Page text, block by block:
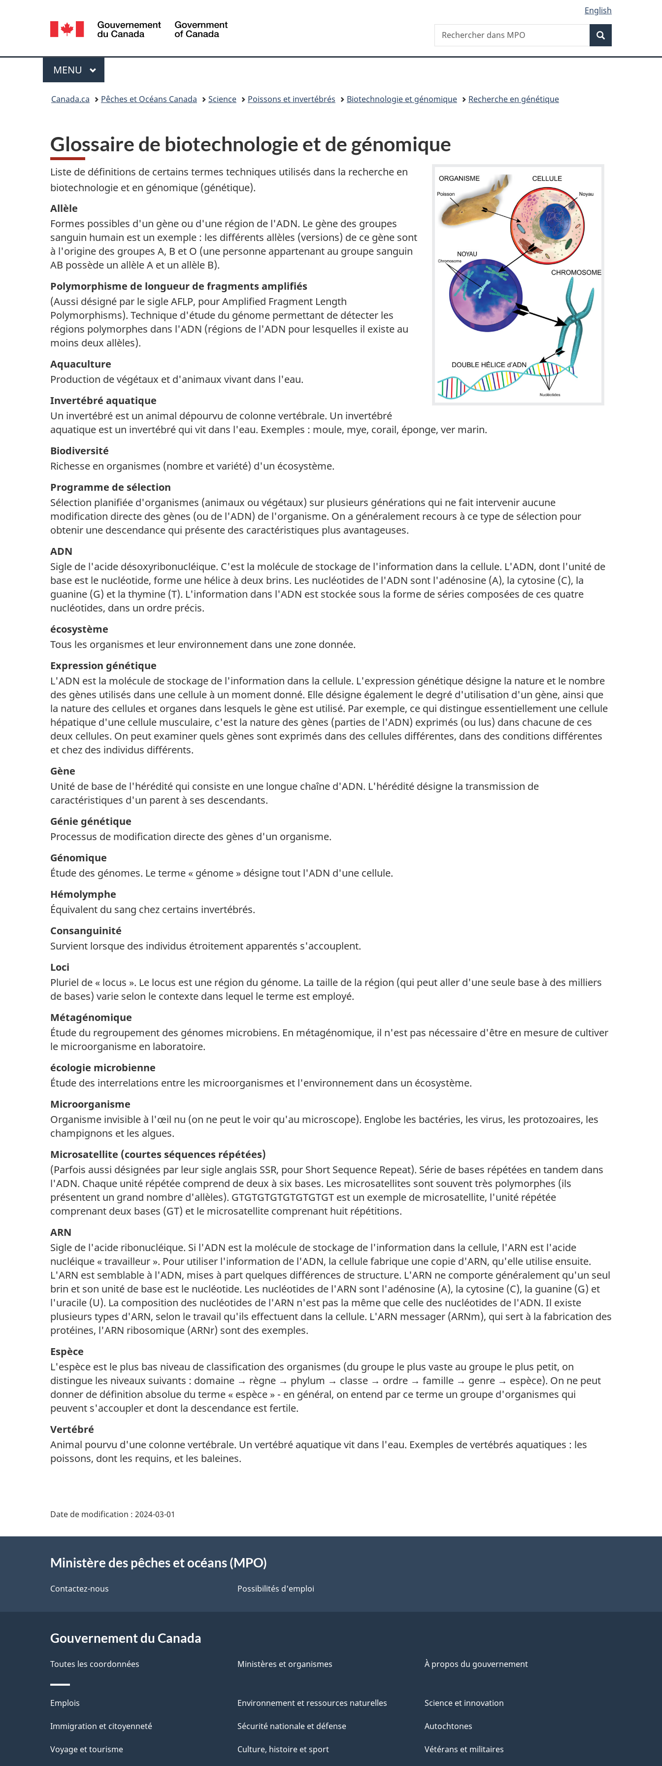
du
HTML
Sélection
de
la
langue
English
Canada
Recherche
Rechercher
dans
Menu
MENU PRINCIPAL
Canada.ca Pêches et Océans Canada Science Poissons et invertébrés Biotechnologie et génomique Recherche en génétique
Glossaire de biotechnologie et de génomique
Liste de définitions de certains termes techniques utilisés dans la recherche en
biotechnologie et en génomique (génétique).
Allèle
Formes possibles d'un gène ou d'une région de l'ADN. Le gène des groupes
sanguin humain est un exemple : les différents allèles (versions) de ce gène sont
à l'origine des groupes A, B et O (une personne appartenant au groupe sanguin
AB possède un allèle A et un allèle B).
Polymorphisme de longueur de fragments amplifiés
(Aussi désigné par le sigle AFLP, pour Amplified Fragment Length
Polymorphisms). Technique d'étude du génome permettant de détecter les
régions polymorphes dans l'ADN (régions de l'ADN pour lesquelles il existe au
moins deux allèles).
Aquaculture
Production de végétaux et d'animaux vivant dans l'eau.
Invertébré aquatique
Un invertébré est un animal dépourvu de colonne vertébrale. Un invertébré
aquatique est un invertébré qui vit dans l'eau. Exemples : moule, mye, corail, éponge, ver marin.
Biodiversité
Richesse en organismes (nombre et variété) d'un écosystème.
Programme de sélection
Sélection planifiée d'organismes (animaux ou végétaux) sur plusieurs générations qui ne fait intervenir aucune
modification directe des gènes (ou de l'ADN) de l'organisme. On a généralement recours à ce type de sélection pour
obtenir une descendance qui présente des caractéristiques plus avantageuses.
ADN
Sigle de l'acide désoxyribonucléique. C'est la molécule de stockage de l'information dans la cellule. L'ADN, dont l'unité de
base est le nucléotide, forme une hélice à deux brins. Les nucléotides de l'ADN sont l'adénosine (A), la cytosine (C), la
guanine (G) et la thymine (T). L'information dans l'ADN est stockée sous la forme de séries composées de ces quatre
nucléotides, dans un ordre précis.
écosystème
Tous les organismes et leur environnement dans une zone donnée.
Expression génétique
L'ADN est la molécule de stockage de l'information dans la cellule. L'expression génétique désigne la nature et le nombre
des gènes utilisés dans une cellule à un moment donné. Elle désigne également le degré d'utilisation d'un gène, ainsi que
la nature des cellules et organes dans lesquels le gène est utilisé. Par exemple, ce qui distingue essentiellement une cellule
hépatique d'une cellule musculaire, c'est la nature des gènes (parties de l'ADN) exprimés (ou lus) dans chacune de ces
deux cellules. On peut examiner quels gènes sont exprimés dans des cellules différentes, dans des conditions différentes
et chez des individus différents.
Gène
Unité de base de l'hérédité qui consiste en une longue chaîne d'ADN. L'hérédité désigne la transmission de
caractéristiques d'un parent à ses descendants.
Génie génétique
Processus de modification directe des gènes d'un organisme.
Génomique
Étude des génomes. Le terme « génome » désigne tout l'ADN d'une cellule.
Hémolymphe
Équivalent du sang chez certains invertébrés.
Consanguinité
Survient lorsque des individus étroitement apparentés s'accouplent.
Loci
Pluriel de « locus ». Le locus est une région du génome. La taille de la région (qui peut aller d'une seule base à des milliers
de bases) varie selon le contexte dans lequel le terme est employé.
Métagénomique
Étude du regroupement des génomes microbiens. En métagénomique, il n'est pas nécessaire d'être en mesure de cultiver
le microorganisme en laboratoire.
écologie microbienne
Étude des interrelations entre les microorganismes et l'environnement dans un écosystème.
Microorganisme
Organisme invisible à l'œil nu (on ne peut le voir qu'au microscope). Englobe les bactéries, les virus, les protozoaires, les
champignons et les algues.
Microsatellite (courtes séquences répétées)
(Parfois aussi désignées par leur sigle anglais SSR, pour Short Sequence Repeat). Série de bases répétées en tandem dans
l'ADN. Chaque unité répétée comprend de deux à six bases. Les microsatellites sont souvent très polymorphes (ils
présentent un grand nombre d'allèles). GTGTGTGTGTGTGTGT est un exemple de microsatellite, l'unité répétée
comprenant deux bases (GT) et le microsatellite comprenant huit répétitions.
ARN
Sigle de l'acide ribonucléique. Si l'ADN est la molécule de stockage de l'information dans la cellule, l'ARN est l'acide
nucléique « travailleur ». Pour utiliser l'information de l'ADN, la cellule fabrique une copie d'ARN, qu'elle utilise ensuite.
L'ARN est semblable à l'ADN, mises à part quelques différences de structure. L'ARN ne comporte généralement qu'un seul
brin et son unité de base est le nucléotide. Les nucléotides de l'ARN sont l'adénosine (A), la cytosine (C), la guanine (G) et
l'uracile (U). La composition des nucléotides de l'ARN n'est pas la même que celle des nucléotides de l'ADN. Il existe
plusieurs types d'ARN, selon le travail qu'ils effectuent dans la cellule. L'ARN messager (ARNm), qui sert à la fabrication des
protéines, l'ARN ribosomique (ARNr) sont des exemples.
Espèce
L'espèce est le plus bas niveau de classification des organismes (du groupe le plus vaste au groupe le plus petit, on
distingue les niveaux suivants : domaine → règne → phylum → classe → ordre → famille → genre → espèce). On ne peut
donner de définition absolue du terme « espèce » - en général, on entend par ce terme un groupe d'organismes qui
peuvent s'accoupler et dont la descendance est fertile.
Vertébré
Animal pourvu d'une colonne vertébrale. Un vertébré aquatique vit dans l'eau. Exemples de vertébrés aquatiques : les
poissons, dont les requins, et les baleines.
Date de modification : 2024-03-01
proposMinistère des pêches et océans (MPO)
Contactez-nous Possibilités d'emploi
Gouvernement du Canada
Toutes les coordonnées Ministères et organismes À propos du gouvernement
Thèmes
et
Emplois
Immigration et citoyenneté
Voyage et tourisme
Environnement et ressources naturelles
Sécurité nationale et défense
Culture, histoire et sport
Science et innovation
Autochtones
Vétérans et militaires